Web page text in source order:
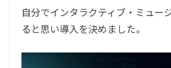
自分でインタラクティブ・ミュー
ると思い導入を決めました。